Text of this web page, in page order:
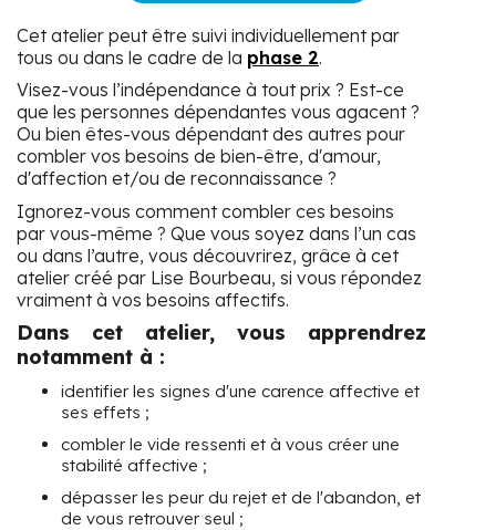
Cet atelier peut être suivi individuellement par
tous ou dans le cadre de la phase 2.
Visez-vous l’indépendance à tout prix ? Est-ce
que les personnes dépendantes vous agacent ?
Ou bien êtes-vous dépendant des autres pour
combler vos besoins de bien-être, d'amour,
d'affection et/ou de reconnaissance ?
Ignorez-vous comment combler ces besoins
par vous-même ? Que vous soyez dans l’un cas
ou dans l’autre, vous découvrirez, grâce à cet
atelier créé par Lise Bourbeau, si vous répondez
vraiment à vos besoins affectifs.
Dans cet atelier, vous apprendrez
notamment à :
identifier les signes d'une carence affective et
ses effets ;
combler le vide ressenti et à vous créer une
stabilité affective ;
dépasser les peur du rejet et de l'abandon, et
de vous retrouver seul ;